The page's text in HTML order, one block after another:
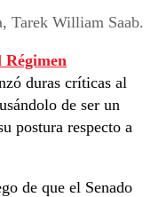
Tarek William Saab.
Régimen
duras críticas al
de ser un
postura respecto a
de que el Senado